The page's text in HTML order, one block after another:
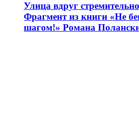
Улица вдруг
Фрагмент из книги «Не
шагом!» Романа